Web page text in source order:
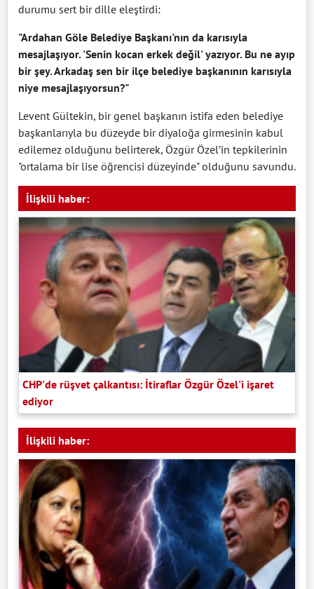
durumu sert bir dille eleştirdi:
"Ardahan Göle Belediye Başkanı'nın da karısıyla
mesajlaşıyor. 'Senin kocan erkek değil' yazıyor. Bu ne ayıp
bir şey. Arkadaş sen bir ilçe belediye başkanının karısıyla
niye mesajlaşıyorsun?"
Levent Gültekin, bir genel başkanın istifa eden belediye
başkanlarıyla bu düzeyde bir diyaloğa girmesinin kabul
edilemez olduğunu belirterek, Özgür Özel’in tepkilerinin
"ortalama bir lise öğrencisi düzeyinde" olduğunu savundu.
İlişkili haber:
CHP'de rüşvet çalkantısı: İtiraflar Özgür Özel'i işaret
ediyor
İlişkili haber: